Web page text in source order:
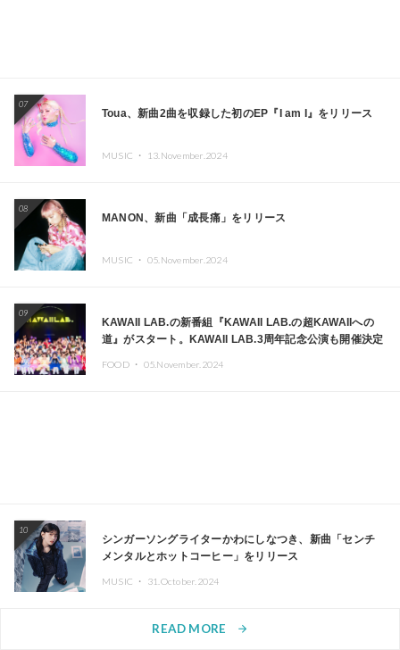
07
Toua、新曲2曲を収録した初のEP『I am I』をリリース
MUSIC ・ 13.November.2024
08
MANON、新曲「成長痛」をリリース
MUSIC ・ 05.November.2024
09
KAWAII LAB.の新番組『KAWAII LAB.の超KAWAIIへの
道』がスタート。KAWAII LAB.3周年記念公演も開催決定
FOOD ・ 05.November.2024
10
シンガーソングライターかわにしなつき、新曲「センチ
メンタルとホットコーヒー」をリリース
MUSIC ・ 31.October.2024
READ MORE arrow_forward